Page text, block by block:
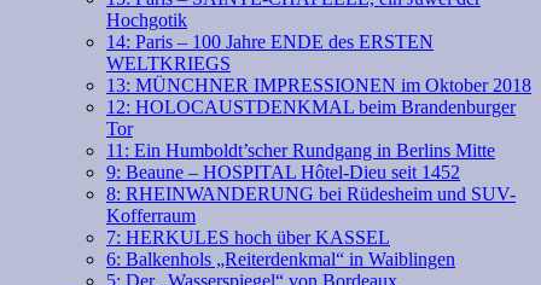
Hochgotik
14: Paris – 100 Jahre ENDE des ERSTEN
WELTKRIEGS
13: MÜNCHNER IMPRESSIONEN im Oktober 2018
12: HOLOCAUSTDENKMAL beim Brandenburger
Tor
11: Ein Humboldt’scher Rundgang in Berlins Mitte
9: Beaune – HOSPITAL Hôtel-Dieu seit 1452
8: RHEINWANDERUNG bei Rüdesheim und SUV-
Kofferraum
7: HERKULES hoch über KASSEL
6: Balkenhols „Reiterdenkmal“ in Waiblingen
5: Der „Wasserspiegel“ von Bordeaux